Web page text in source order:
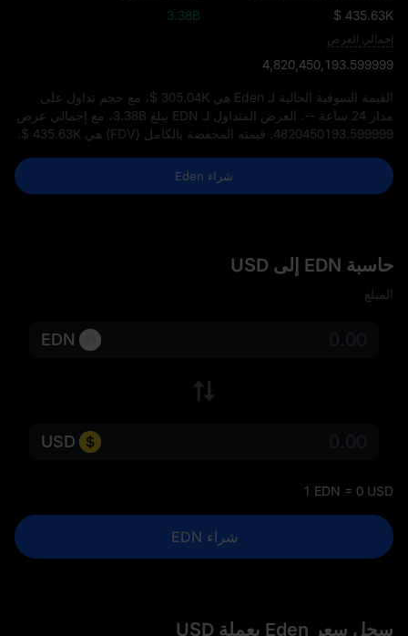
$ 435.63K
3.38B
إجمالي العرض
4,820,450,193.599999
القيمة السوقية الحالية لـ Eden هي $ 305.04K، مع حجم تداول على
مدار 24 ساعة
-- . العرض المتداول لـ EDN يبلغ 3.38B، مع إجمالي عرض
4820450193.599999 . قيمته المخفضة بالكامل (FDV) هي $ 435.63K
شراء Eden
حاسبة EDN إلى USD
المبلغ
EDN
USD
1 EDN = 0 USD
شراء EDN
سجل سعر Eden بعملة USD